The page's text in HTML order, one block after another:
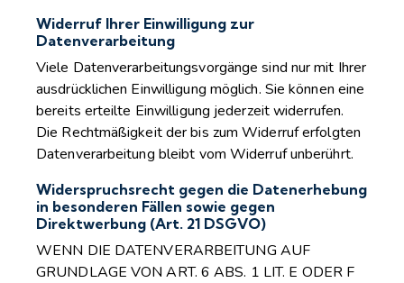
Widerruf Ihrer Einwilligung zur
Datenverarbeitung
Viele Datenverarbeitungsvorgänge sind nur mit Ihrer
ausdrücklichen Einwilligung möglich. Sie können eine
bereits erteilte Einwilligung jederzeit widerrufen.
Die Rechtmäßigkeit der bis zum Widerruf erfolgten
Datenverarbeitung bleibt vom Widerruf unberührt.
Widerspruchsrecht gegen die Datenerhebung
in besonderen Fällen sowie gegen
Direktwerbung (Art. 21 DSGVO)
WENN DIE DATENVERARBEITUNG AUF
GRUNDLAGE VON ART. 6 ABS. 1 LIT. E ODER F